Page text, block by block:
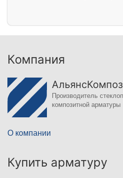
Компания
Производитель
композитной арматуры
О компании
Купить арматуру